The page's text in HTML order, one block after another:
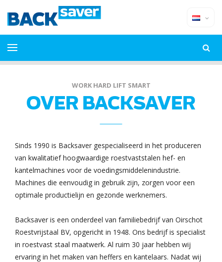
WORK HARD LIFT SMART
OVER BACKSAVER
Sinds 1990 is Backsaver gespecialiseerd in het produceren
van kwalitatief hoogwaardige roestvaststalen hef- en
kantelmachines voor de voedingsmiddelenindustrie.
Machines die eenvoudig in gebruik zijn, zorgen voor een
optimale productielijn en gezonde werknemers.
Backsaver is een onderdeel van familiebedrijf van Oirschot
Roestvrijstaal BV, opgericht in 1948. Ons bedrijf is specialist
in roestvast staal maatwerk. Al ruim 30 jaar hebben wij
ervaring in het maken van heffers en kantelaars. Nadat wij